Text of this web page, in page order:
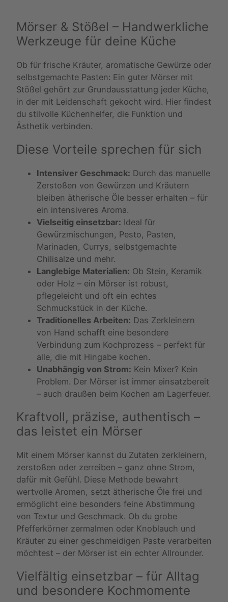
Mörser & Stößel – Handwerkliche
Werkzeuge für deine Küche
Ob für frische Kräuter, aromatische Gewürze oder
selbstgemachte Pasten: Ein guter Mörser mit
Stößel gehört zur Grundausstattung jeder Küche,
in der mit Leidenschaft gekocht wird. Hier findest
du stilvolle Küchenhelfer, die Funktion und
Ästhetik verbinden.
Diese Vorteile sprechen für sich
Intensiver Geschmack: Durch das manuelle
Zerstoßen von Gewürzen und Kräutern
bleiben ätherische Öle besser erhalten – für
ein intensiveres Aroma.
Vielseitig einsetzbar: Ideal für
Gewürzmischungen, Pesto, Pasten,
Marinaden, Currys, selbstgemachte
Chilisalze und mehr.
Langlebige Materialien: Ob Stein, Keramik
oder Holz – ein Mörser ist robust,
pflegeleicht und oft ein echtes
Schmuckstück in der Küche.
Traditionelles Arbeiten: Das Zerkleinern
von Hand schafft eine besondere
Verbindung zum Kochprozess – perfekt für
alle, die mit Hingabe kochen.
Unabhängig von Strom: Kein Mixer? Kein
Problem. Der Mörser ist immer einsatzbereit
– auch draußen beim Kochen am Lagerfeuer.
Kraftvoll, präzise, authentisch –
das leistet ein Mörser
Mit einem Mörser kannst du Zutaten zerkleinern,
zerstoßen oder zerreiben – ganz ohne Strom,
dafür mit Gefühl. Diese Methode bewahrt
wertvolle Aromen, setzt ätherische Öle frei und
ermöglicht eine besonders feine Abstimmung
von Textur und Geschmack. Ob du grobe
Pfefferkörner zermalmen oder Knoblauch und
Kräuter zu einer geschmeidigen Paste verarbeiten
möchtest – der Mörser ist ein echter Allrounder.
Vielfältig einsetzbar – für Alltag
und besondere Kochmomente